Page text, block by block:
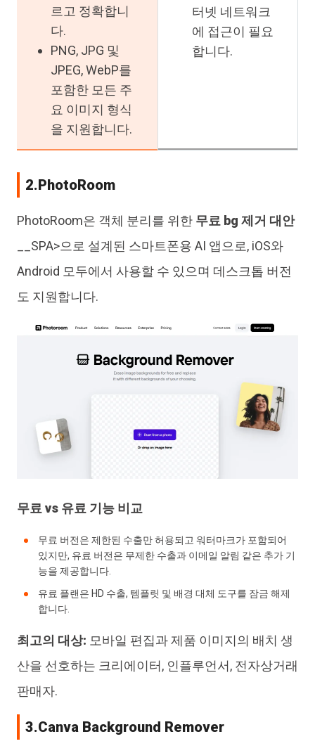
르고 정확합니
다.
PNG, JPG 및
JPEG, WebP를
포함한 모든 주
요 이미지 형식
을 지원합니다.
터넷 네트워크
에 접근이 필요
합니다.
2.PhotoRoom
PhotoRoom은 객체 분리를 위한 무료 bg 제거 대안
__SPA>으로 설계된 스마트폰용 AI 앱으로, iOS와
Android 모두에서 사용할 수 있으며 데스크톱 버전
도 지원합니다.
무료 vs 유료 기능 비교
무료 버전은 제한된 수출만 허용되고 워터마크가 포함되어
있지만, 유료 버전은 무제한 수출과 이메일 알림 같은 추가 기
능을 제공합니다.
유료 플랜은 HD 수출, 템플릿 및 배경 대체 도구를 잠금 해제
합니다.
최고의 대상: 모바일 편집과 제품 이미지의 배치 생
산을 선호하는 크리에이터, 인플루언서, 전자상거래
판매자.
3.Canva Background Remover